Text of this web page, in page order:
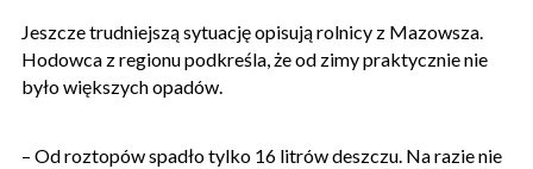
Jeszcze trudniejszą sytuację opisują rolnicy z Mazowsza.
Hodowca z regionu podkreśla, że od zimy praktycznie nie
było większych opadów.
– Od roztopów spadło tylko 16 litrów deszczu. Na razie nie